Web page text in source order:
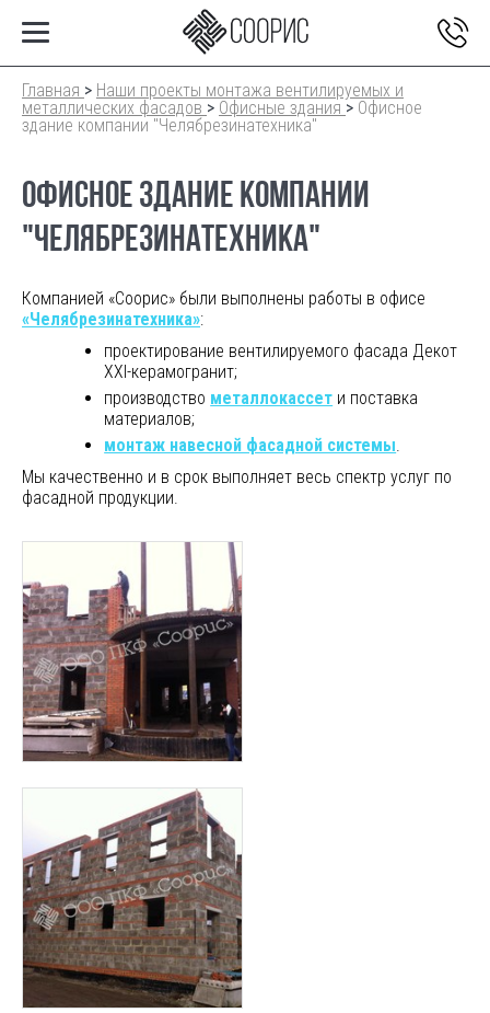
Главная > Наши проекты монтажа вентилируемых и
металлических фасадов > Офисные здания > Офисное
здание компании "Челябрезинатехника"
ОФИСНОЕ ЗДАНИЕ КОМПАНИИ
"ЧЕЛЯБРЕЗИНАТЕХНИКА"
Компанией «Соорис» были выполнены работы в офисе
«Челябрезинатехника»:
проектирование вентилируемого фасада Декот
XXI-керамогранит;
производство металлокассет и поставка
материалов;
монтаж навесной фасадной системы.
Мы качественно и в срок выполняет весь спектр услуг по
фасадной продукции.